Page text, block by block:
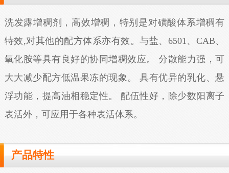
洗发露增稠剂，高效增稠，特别是对磺酸体系增稠有
特效,对其他的配方体系亦有效。与盐、6501、CAB、
氧化胺等具有良好的协同增稠效应。 分散能力强，可
大大减少配方低温果冻的现象。 具有优异的乳化、悬
浮功能，提高油相稳定性。 配伍性好，除少数阳离子
表活外，可应用于各种表活体系。
产品特性